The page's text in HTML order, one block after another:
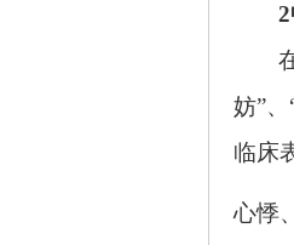
妨”
临床
心悸